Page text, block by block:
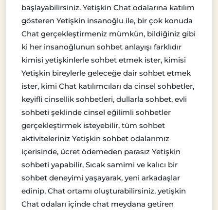
başlayabilirsiniz. Yetişkin Chat odalarına katılım
gösteren Yetişkin insanoğlu ile, bir çok konuda
Chat gerçekleştirmeniz mümkün, bildiğiniz gibi
ki her insanoğlunun sohbet anlayışı farklıdır
kimisi yetişkinlerle sohbet etmek ister, kimisi
Yetişkin bireylerle geleceğe dair sohbet etmek
ister, kimi Chat katılımcıları da cinsel sohbetler,
keyifli cinsellik sohbetleri, dullarla sohbet, evli
sohbeti şeklinde cinsel eğilimli sohbetler
gerçekleştirmek isteyebilir, tüm sohbet
aktiviteleriniz Yetişkin sohbet odalarımız
içerisinde, ücret ödemeden parasız Yetişkin
sohbeti yapabilir, Sıcak samimi ve kalıcı bir
sohbet deneyimi yaşayarak, yeni arkadaşlar
edinip, Chat ortamı oluşturabilirsiniz, yetişkin
Chat odaları içinde chat meydana getiren